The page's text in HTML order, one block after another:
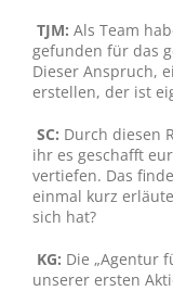
TJM: Als Team
gefunden für das
Dieser Anspruch,
erstellen, der ist
SC: Durch diesen
ihr es geschafft
vertiefen. Das
einmal kurz
sich hat?
KG: Die „Agentur
unserer ersten